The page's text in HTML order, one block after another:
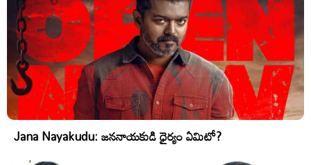
Jana Nayakudu: జననాయకుడి ధైర్యం ఏమిటో?